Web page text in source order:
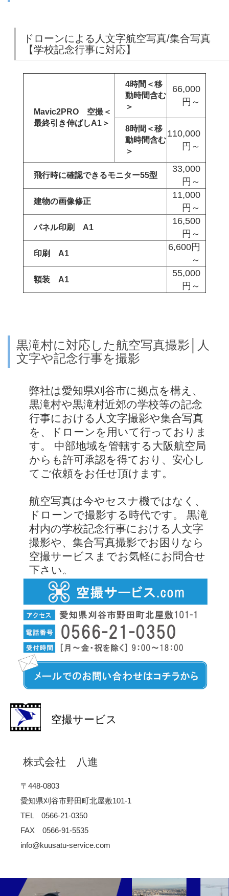
ドローンによる人文字航空写真/集合写真
【学校記念行事に対応】
Mavic2PRO 空撮＜
最終引き伸ばしA1＞
4時間＜移
動時間含む
＞
66,000
円～
8時間＜移
動時間含む
＞
110,000
円～
飛行時に確認できるモニター55型
33,000
円～
建物の画像修正
11,000
円～
パネル印刷 A1
16,500
円～
印刷 A1
6,600円
～
額装 A1
55,000
円～
黒滝村に対応した航空写真撮影│人
文字や記念行事を撮影
弊社は愛知県刈谷市に拠点を構え、
黒滝村や黒滝村近郊の学校等の記念
行事における人文字撮影や集合写真
を、ドローンを用いて行っておりま
す。 中部地域を管轄する大阪航空局
からも許可承認を得ており、安心し
てご依頼をお任せ頂けます。
航空写真は今やセスナ機ではなく、
ドローンで撮影する時代です。 黒滝
村内の学校記念行事における人文字
撮影や、集合写真撮影でお困りなら
空撮サービスまでお気軽にお問合せ
下さい。
空撮サービス
株式会社 八進
〒448-0803
愛知県刈谷市野田町北屋敷101-1
TEL 0566-21-0350
FAX 0566-91-5535
info@kuusatu-service.com